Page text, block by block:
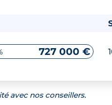
727 000 €
avec nos conseillers.